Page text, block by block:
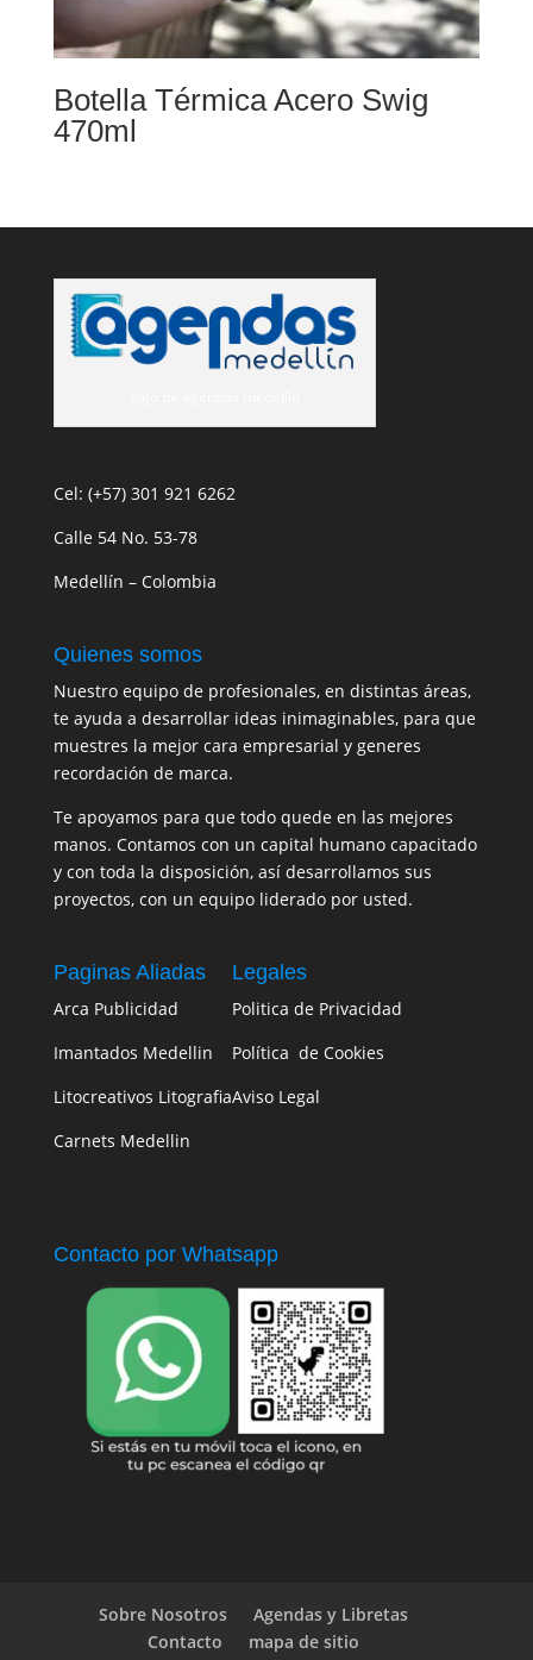
Botella Térmica Acero Swig
470ml
Cel: (+57) 301 921 6262
Calle 54 No. 53-78
Medellín – Colombia
Quienes somos
Nuestro equipo de profesionales, en distintas áreas,
te ayuda a desarrollar ideas inimaginables, para que
muestres la mejor cara empresarial y generes
recordación de marca.
Te apoyamos para que todo quede en las mejores
manos. Contamos con un capital humano capacitado
y con toda la disposición, así desarrollamos sus
proyectos, con un equipo liderado por usted.
Paginas Aliadas
Arca Publicidad
Imantados Medellin
Litocreativos Litografia
Carnets Medellin
Legales
Politica de Privacidad
Política de Cookies
Aviso Legal
Contacto por Whatsapp
Sobre Nosotros
Agendas y Libretas
Contacto
mapa de sitio